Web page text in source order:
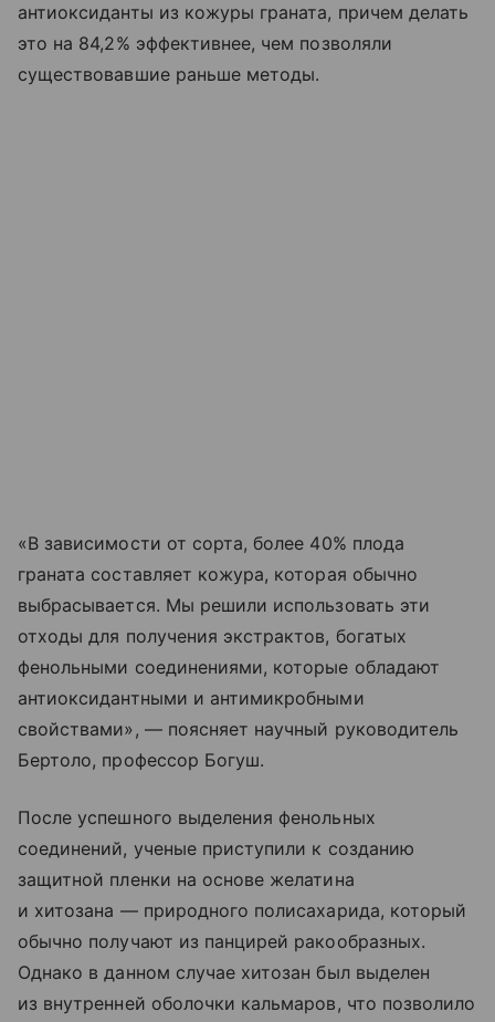
антиоксиданты из кожуры граната, причем делать
это на 84,2% эффективнее, чем позволяли
существовавшие раньше методы.
«В зависимости от сорта, более 40% плода
граната составляет кожура, которая обычно
выбрасывается. Мы решили использовать эти
отходы для получения экстрактов, богатых
фенольными соединениями, которые обладают
антиоксидантными и антимикробными
свойствами», — поясняет научный руководитель
Бертоло, профессор Богуш.
После успешного выделения фенольных
соединений, ученые приступили к созданию
защитной пленки на основе желатина
и хитозана — природного полисахарида, который
обычно получают из панцирей ракообразных.
Однако в данном случае хитозан был выделен
из внутренней оболочки кальмаров, что позволило